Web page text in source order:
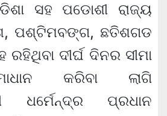
ସହ ପଡୋଶୀ ରାଜ୍ୟ
ପଶ୍ଟିମବଙ୍ଗ, ଛତିଶଗଡ
ଦୀର୍ଘ ଦିନର ସୀମା
କରିବା ଲାଗି
ଧର୍ମେନ୍ଦ୍ର ପ୍ରଧାନ